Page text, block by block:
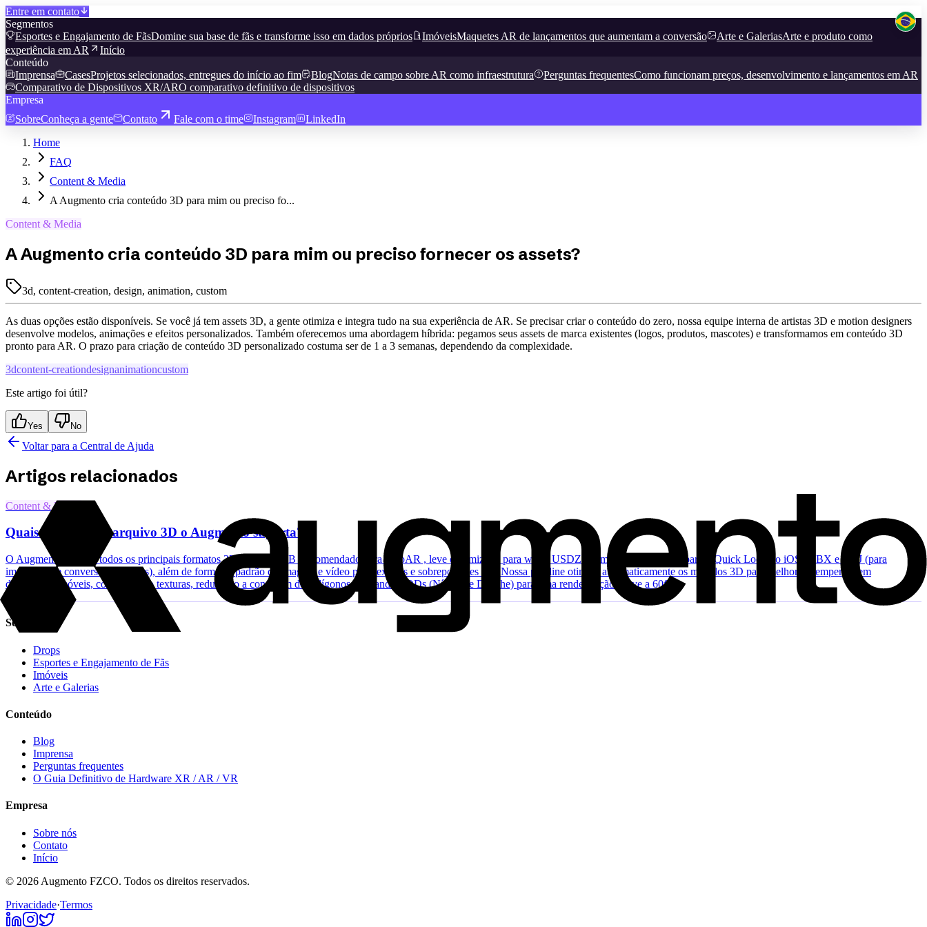
Entre em contato
Segmentos
Esportes e Engajamento de FãsDomine sua base de fãs e transforme isso em dados próprios ImóveisMaquetes AR de lançamentos que aumentam a conversão Arte e GaleriasArte e produto como
experiência em AR
Início
Conteúdo
Imprensa
CasesProjetos selecionados, entregues do início ao fim BlogNotas de campo sobre AR como infraestrutura Perguntas frequentesComo funcionam preços, desenvolvimento e lançamentos em AR
Comparativo de Dispositivos XR/ARO comparativo definitivo de dispositivos
Empresa
SobreConheça a gente Contato Fale com o time Instagram
LinkedIn
Home
FAQ
Content & Media
A Augmento cria conteúdo 3D para mim ou preciso fo...
Content & Media
A Augmento cria conteúdo 3D para mim ou preciso fornecer os assets?
3d, content-creation, design, animation, custom
As duas opções estão disponíveis. Se você já tem assets 3D, a gente otimiza e integra tudo na sua experiência de AR. Se precisar criar o conteúdo do zero, nossa equipe interna de artistas 3D e motion designers
desenvolve modelos, animações e efeitos personalizados. Também oferecemos uma abordagem híbrida: pegamos seus assets de marca existentes (logos, produtos, mascotes) e transformamos em conteúdo 3D
pronto para AR. O prazo para criação de conteúdo 3D personalizado costuma ser de 1 a 3 semanas, dependendo da complexidade.
3dcontent-creationdesignanimationcustom
Este artigo foi útil?
Yes No
Voltar para a Central de Ajuda
Artigos relacionados
Content & Media
Quais formatos de arquivo 3D o Augmento suporta?
O Augmento suporta todos os principais formatos 3D: GLTF/GLB (recomendado para WebAR , leve e otimizado para web), USDZ (formato AR da Apple para o Quick Look no iOS), FBX e OBJ (para
importação e conversão de assets), além de formatos padrão de imagem e vídeo para texturas e sobreposições 2D. Nossa pipeline otimiza automaticamente os modelos 3D para melhor desempenho em
dispositivos móveis, comprimindo texturas, reduzindo a contagem de polígonos e gerando LODs (Níveis de Detalhe) para uma renderização suave a 60fps.
Segmentos
Drops
Esportes e Engajamento de Fãs
Imóveis
Arte e Galerias
Conteúdo
Blog
Imprensa
Perguntas frequentes
O Guia Definitivo de Hardware XR / AR / VR
Empresa
Sobre nós
Contato
Início
© 2026 Augmento FZCO. Todos os direitos reservados.
Privacidade·Termos